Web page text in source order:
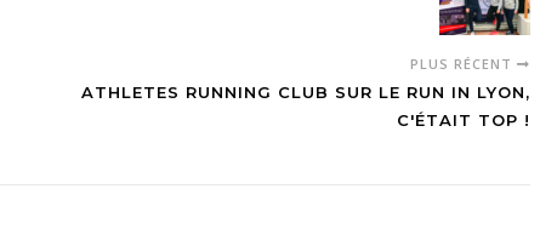
PLUS RÉCENT
ATHLETES RUNNING CLUB SUR LE RUN IN LYON,
C'ÉTAIT TOP !